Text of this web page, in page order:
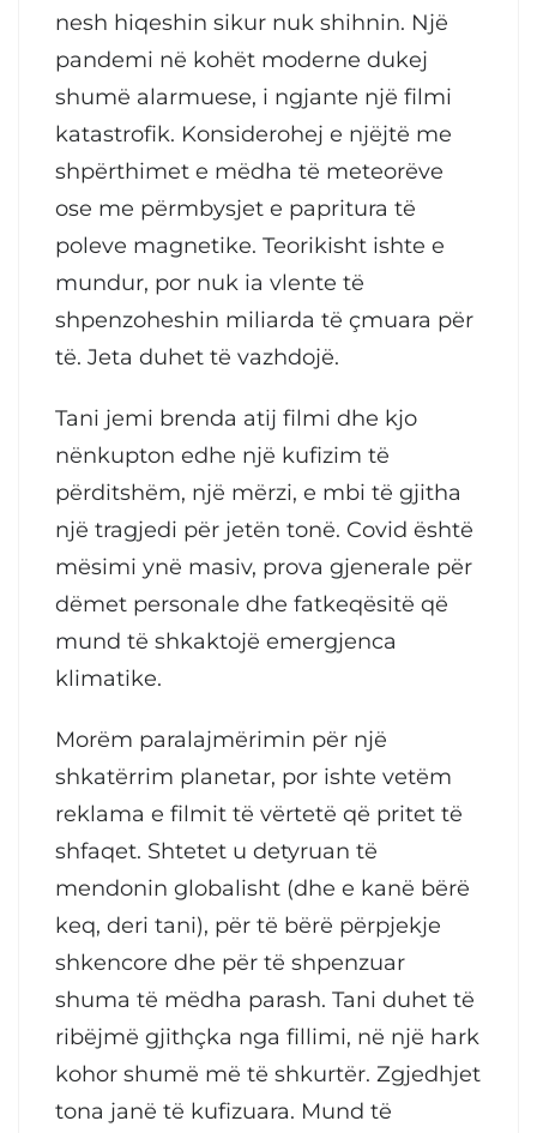
nesh hiqeshin sikur nuk shihnin. Një
pandemi në kohët moderne dukej
shumë alarmuese, i ngjante një filmi
katastrofik. Konsiderohej e njëjtë me
shpërthimet e mëdha të meteorëve
ose me përmbysjet e papritura të
poleve magnetike. Teorikisht ishte e
mundur, por nuk ia vlente të
shpenzoheshin miliarda të çmuara për
të. Jeta duhet të vazhdojë.
Tani jemi brenda atij filmi dhe kjo
nënkupton edhe një kufizim të
përditshëm, një mërzi, e mbi të gjitha
një tragjedi për jetën tonë. Covid është
mësimi ynë masiv, prova gjenerale për
dëmet personale dhe fatkeqësitë që
mund të shkaktojë emergjenca
klimatike.
Morëm paralajmërimin për një
shkatërrim planetar, por ishte vetëm
reklama e filmit të vërtetë që pritet të
shfaqet. Shtetet u detyruan të
mendonin globalisht (dhe e kanë bërë
keq, deri tani), për të bërë përpjekje
shkencore dhe për të shpenzuar
shuma të mëdha parash. Tani duhet të
ribëjmë gjithçka nga fillimi, në një hark
kohor shumë më të shkurtër. Zgjedhjet
tona janë të kufizuara. Mund të